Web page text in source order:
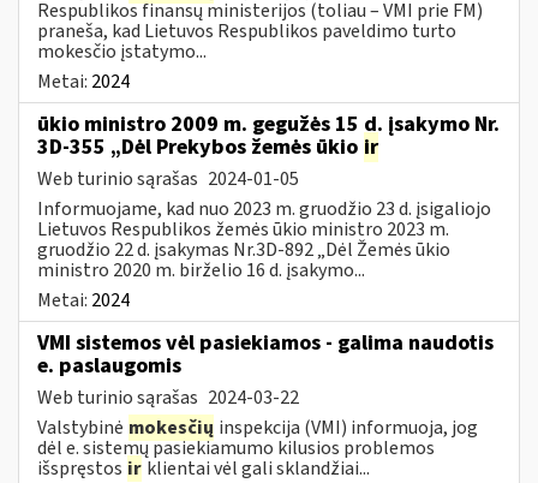
Respublikos finansų ministerijos (toliau – VMI prie FM)
praneša, kad Lietuvos Respublikos paveldimo turto
mokesčio įstatymo...
Metai: 2024
ūkio ministro 2009 m. gegužės 15 d. įsakymo Nr.
3D-355 „Dėl Prekybos žemės ūkio ir
Web turinio sąrašas 2024-01-05
Informuojame, kad nuo 2023 m. gruodžio 23 d. įsigaliojo
Lietuvos Respublikos žemės ūkio ministro 2023 m.
gruodžio 22 d. įsakymas Nr.3D-892 „Dėl Žemės ūkio
ministro 2020 m. birželio 16 d. įsakymo...
Metai: 2024
VMI sistemos vėl pasiekiamos - galima naudotis
e. paslaugomis
Web turinio sąrašas 2024-03-22
Valstybinė mokesčių inspekcija (VMI) informuoja, jog
dėl e. sistemų pasiekiamumo kilusios problemos
išspręstos ir klientai vėl gali sklandžiai...